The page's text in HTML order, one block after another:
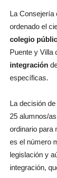
La Consejería
ordenado el
colegio
Puente y Villa
integración
específicas.
La decisión
25 alumnos/
ordinario para
es el número
legislación y
integración,